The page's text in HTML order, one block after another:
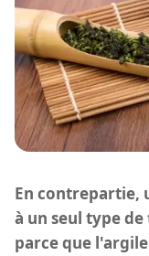
En contrepartie,
à un seul type
parce que